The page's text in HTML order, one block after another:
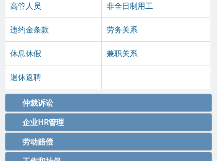
高管人员 非全日制用工
违约金条款 劳务关系
休息休假 兼职关系
退休返聘
仲裁诉讼
企业HR管理
劳动赔偿